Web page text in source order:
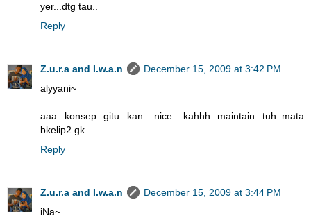
yer...dtg tau..
Reply
Z.u.r.a and I.w.a.n
December 15, 2009 at 3:42 PM
alyyani~
aaa konsep gitu kan....nice....kahhh maintain tuh..mata
bkelip2 gk..
Reply
Z.u.r.a and I.w.a.n
December 15, 2009 at 3:44 PM
iNa~